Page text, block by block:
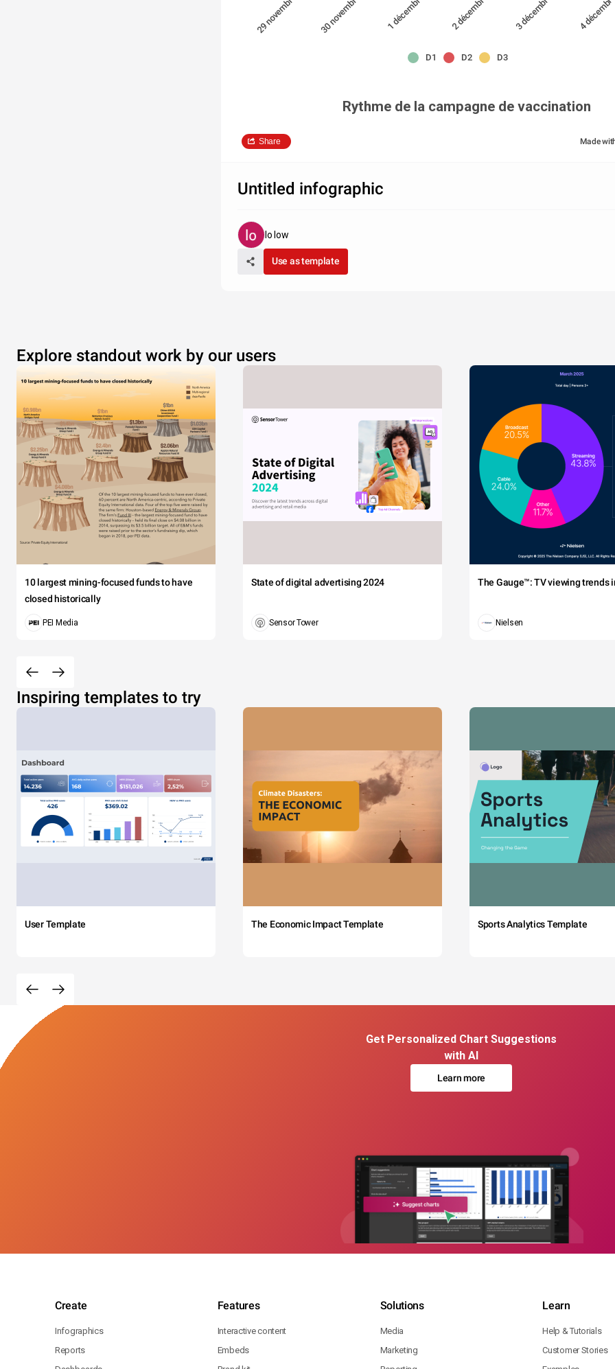
D1 D2 D3
Rythme de la campagne de vaccination
Share Made
Untitled infographic
lo low
Use as template
Explore standout work by our users
10 largest mining-focused funds to have
closed historically
PEI Media
State of digital advertising 2024
Sensor Tower
The Gauge™: TV viewing trends
Nielsen
Inspiring templates to try
User Template The Economic Impact Template Sports Analytics Template
Get Personalized Chart Suggestions
with AI
Learn more
Create
Infographics
Reports
Features
Interactive content
Embeds
Solutions
Media
Marketing
Learn
Help & Tutorials
Customer Stories